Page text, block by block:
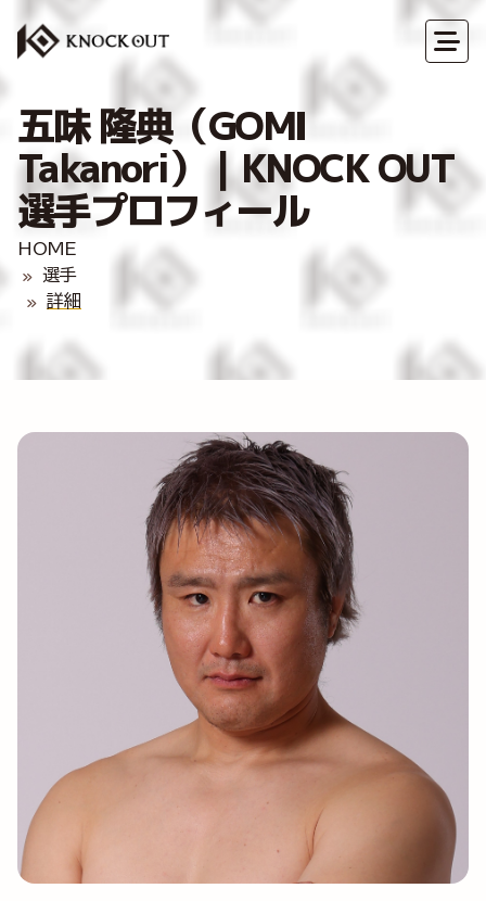
五味 隆典（GOMI
Takanori）｜KNOCK OUT
選手プロフィール
HOME
選手
詳細